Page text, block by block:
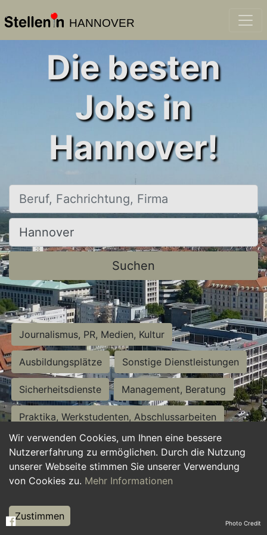
HANNOVER
Wir verwenden Cookies, um Ihnen eine bessere
Nutzererfahrung zu ermöglichen. Durch die Nutzung
unserer Webseite stimmen Sie unserer Verwendung
von Cookies zu. Mehr Informationen
Zustimmen
Die besten
Jobs in
Hannover!
Beruf, Fachrichtung, Firma
Ort, Stadt
Suchen
Journalismus, PR, Medien, Kultur
Ausbildungsplätze Sonstige Dienstleistungen
Sicherheitsdienste Management, Beratung
Praktika, Werkstudenten, Abschlussarbeiten
Personalwesen Assistenz, Sekretariat
Hilfskräfte, Aushilfs- und Nebenjobs
Weiterbildung, Studium, duale Ausbildung Photo Credit